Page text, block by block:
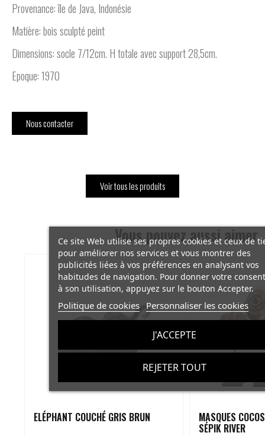
Provenance: île de Java, Indonésie
Matière: bois sculpté peint
Dimensions: socle 7/12cm. H totale avec support 28,5cm.
Epoque: 1970
Nous contacter
Voir tous les produits
Vous pouvez aussi aimer
ELÉPHANT COUCHÉ GRIS BRUN MASQUES
SÉPIK RIVER
Ce site Web utilise ses propres cookies et ceux de
pour améliorer nos services et vous montrer des
publicités liées à vos préférences en analysant vos
habitudes de navigation. Pour donner votre
à son utilisation, appuyez sur le bouton Accepter.
Politique de cookies Personnaliser les cookies
REJETER TOUT
J'ACCEPTE